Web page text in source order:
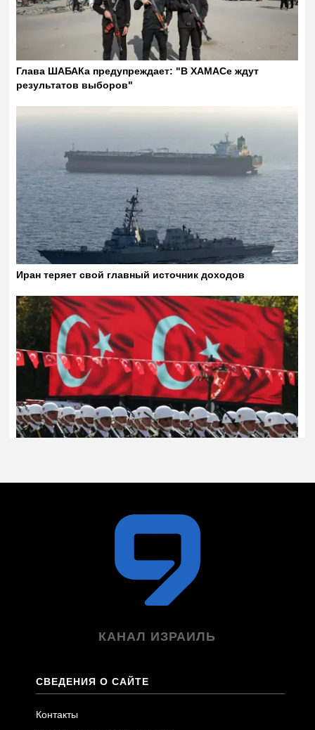
КАНАЛ ИЗРАИЛЬ
СВЕДЕНИЯ О САЙТЕ
Контакты